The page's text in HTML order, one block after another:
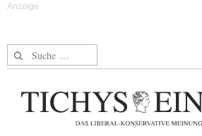
Suche nach: